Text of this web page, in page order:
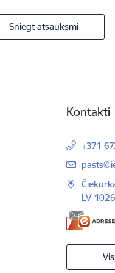
Sniegt atsauksmi
Kontakti
+371
E-pasts:
LV-1026